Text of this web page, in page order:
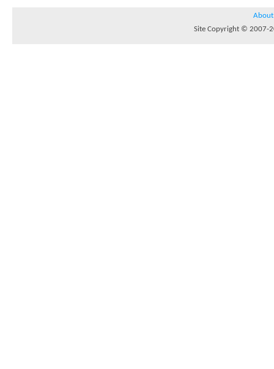
About
Site Copyright © 2007-